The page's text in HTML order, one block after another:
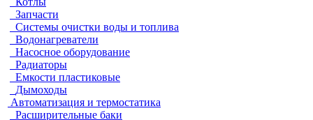
Запчасти
Системы очистки воды и топлива
Водонагреватели
Насосное оборудование
Радиаторы
Емкости пластиковые
Дымоходы
Автоматизация и термостатика
Расширительные баки